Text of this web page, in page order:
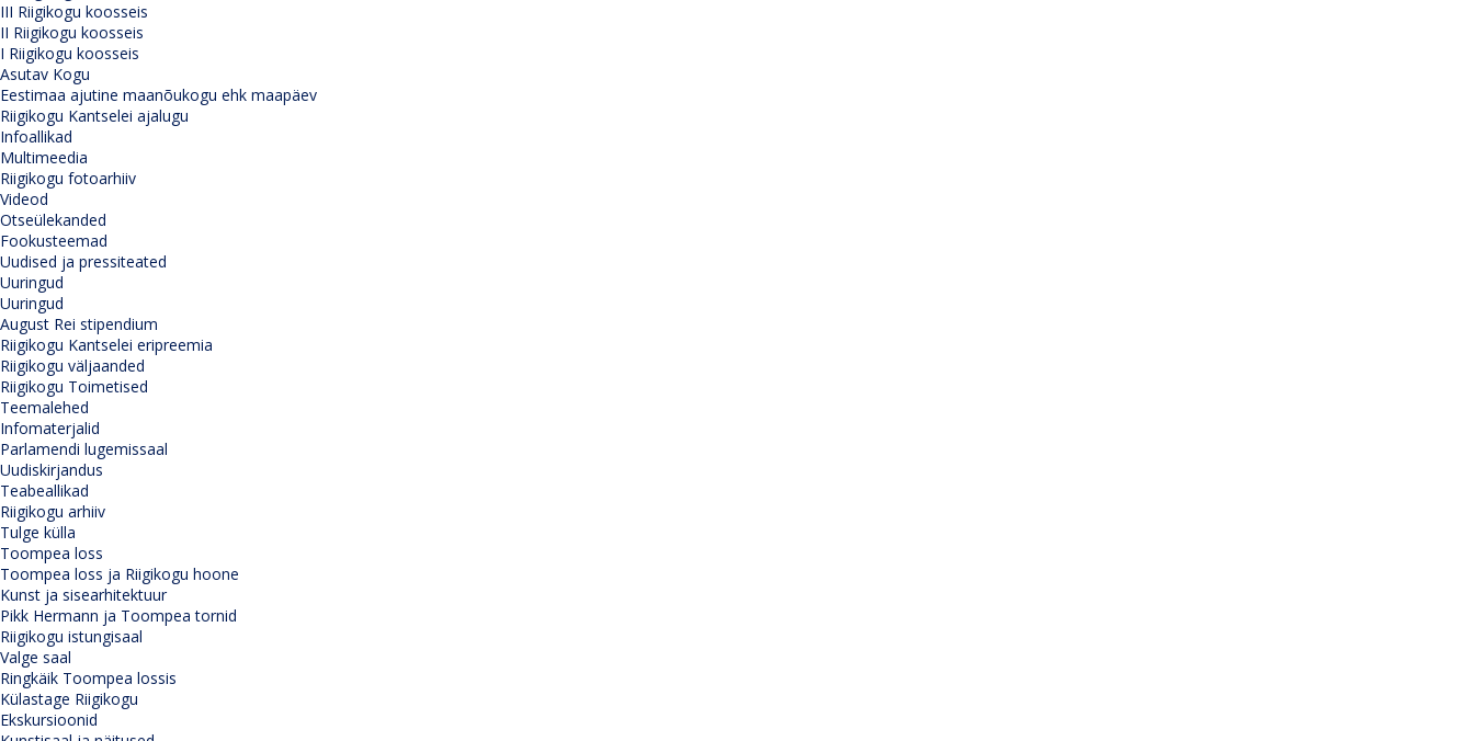
III Riigikogu koosseis
II Riigikogu koosseis
I Riigikogu koosseis
Asutav Kogu
Eestimaa ajutine maanõukogu ehk maapäev
Riigikogu Kantselei ajalugu
Infoallikad
Multimeedia
Riigikogu fotoarhiiv
Videod
Otseülekanded
Fookusteemad
Uudised ja pressiteated
Uuringud
Uuringud
August Rei stipendium
Riigikogu Kantselei eripreemia
Riigikogu väljaanded
Riigikogu Toimetised
Teemalehed
Infomaterjalid
Parlamendi lugemissaal
Uudiskirjandus
Teabeallikad
Riigikogu arhiiv
Tulge külla
Toompea loss
Toompea loss ja Riigikogu hoone
Kunst ja sisearhitektuur
Pikk Hermann ja Toompea tornid
Riigikogu istungisaal
Valge saal
Ringkäik Toompea lossis
Külastage Riigikogu
Ekskursioonid